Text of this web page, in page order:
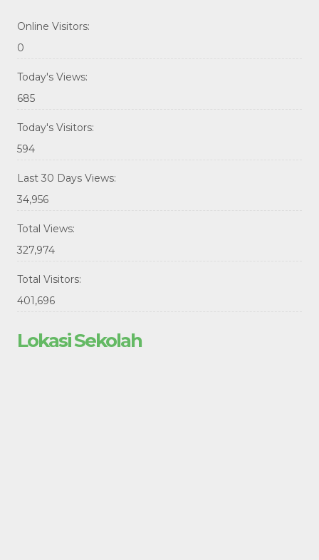
Online Visitors:
0
Today's Views:
685
Today's Visitors:
594
Last 30 Days Views:
34,956
Total Views:
327,974
Total Visitors:
401,696
Lokasi Sekolah